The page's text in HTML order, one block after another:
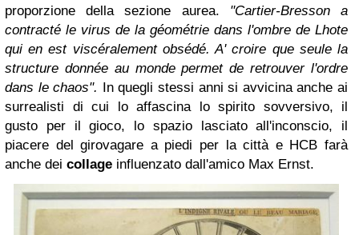
proporzione della sezione aurea. "Cartier-Bresson a
contracté le virus de la géométrie dans l'ombre de Lhote
qui en est viscéralement obsédé. A' croire que seule la
structure donnée au monde permet de retrouver l'ordre
dans le chaos". In quegli stessi anni si avvicina anche ai
surrealisti di cui lo affascina lo spirito sovversivo, il
gusto per il gioco, lo spazio lasciato all'inconscio, il
piacere del girovagare a piedi per la città e HCB farà
anche dei collage influenzato dall'amico Max Ernst.